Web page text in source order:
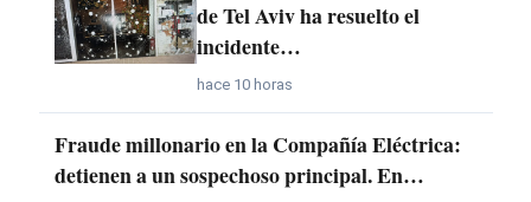
de Tel Aviv ha resuelto el
incidente…
hace 10 horas
Fraude millonario en la Compañía Eléctrica:
detienen a un sospechoso principal. En…